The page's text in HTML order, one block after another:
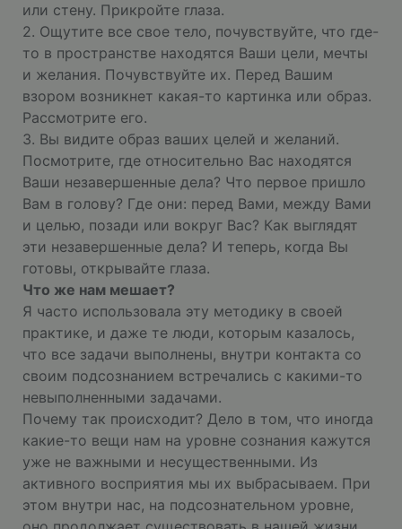
или стену. Прикройте глаза.
2. Ощутите все свое тело, почувствуйте, что где-
то в пространстве находятся Ваши цели, мечты
и желания. Почувствуйте их. Перед Вашим
взором возникнет какая-то картинка или образ.
Рассмотрите его.
3. Вы видите образ ваших целей и желаний.
Посмотрите, где относительно Вас находятся
Ваши незавершенные дела? Что первое пришло
Вам в голову? Где они: перед Вами, между Вами
и целью, позади или вокруг Вас? Как выглядят
эти незавершенные дела? И теперь, когда Вы
готовы, открывайте глаза.
Что же нам мешает?
Я часто использовала эту методику в своей
практике, и даже те люди, которым казалось,
что все задачи выполнены, внутри контакта со
своим подсознанием встречались с какими-то
невыполненными задачами.
Почему так происходит? Дело в том, что иногда
какие-то вещи нам на уровне сознания кажутся
уже не важными и несущественными. Из
активного восприятия мы их выбрасываем. При
этом внутри нас, на подсознательном уровне,